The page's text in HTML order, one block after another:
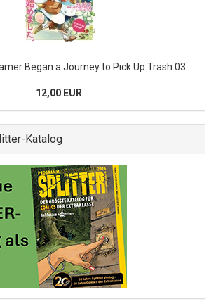
Began a Journey to Pick Up Trash 03
12,00 EUR
Katalog